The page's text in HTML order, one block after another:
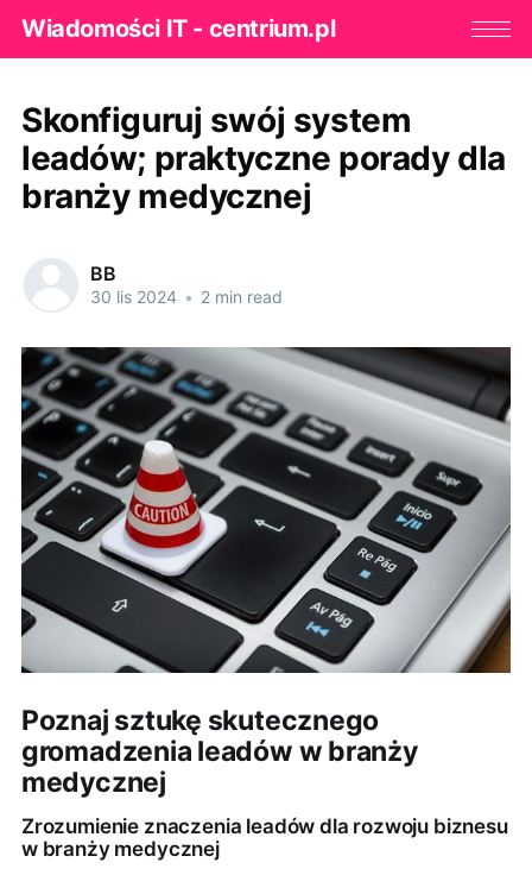
Wiadomości IT - centrium.pl
Skonfiguruj swój system
leadów; praktyczne porady dla
branży medycznej
BB
30 lis 2024 • 2 min read
Poznaj sztukę skutecznego
gromadzenia leadów w branży
medycznej
Zrozumienie znaczenia leadów dla rozwoju biznesu
w branży medycznej